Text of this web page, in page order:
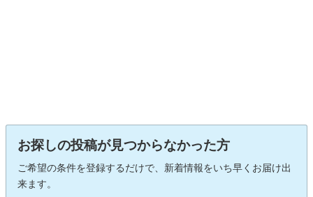
お探しの投稿が見つからなかった方
ご希望の条件を登録するだけで、新着情報をいち早くお届け出
来ます。